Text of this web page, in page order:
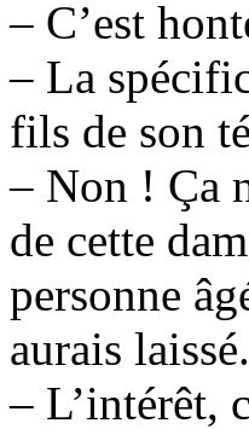
– C’est
– La
fils de son
– Non ! Ça
de cette
personne
aurais
– L’intérêt,